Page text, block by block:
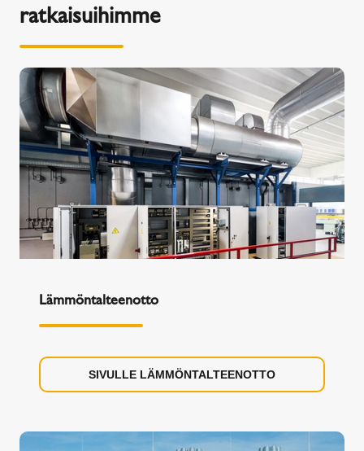
ratkaisuihimme
Lämmöntalteenotto
SIVULLE LÄMMÖNTALTEENOTTO